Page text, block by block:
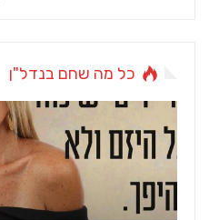
כל מה שחם בנדל"ן